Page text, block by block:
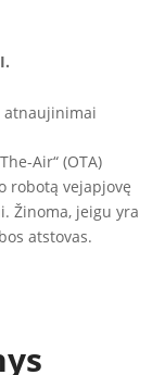
Air“ (OTA)
robotą vejapjovę
Žinoma, jeigu yra
atstovas.